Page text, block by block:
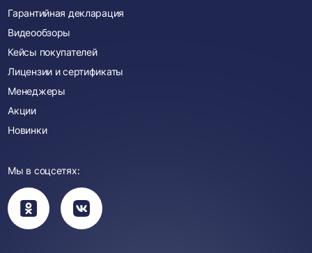
Гарантийная декларация
Видеообзоры
Кейсы покупателей
Лицензии и сертификаты
Менеджеры
Акции
Новинки
Мы в соцсетях:
Вы
перейдете
в
группу
Вы
перейдете
в
группу